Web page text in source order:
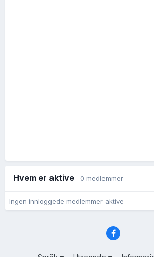
Hvem er aktive 0 medlemmer
Ingen innloggede medlemmer aktive